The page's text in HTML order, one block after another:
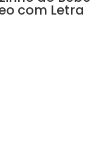
com Letra